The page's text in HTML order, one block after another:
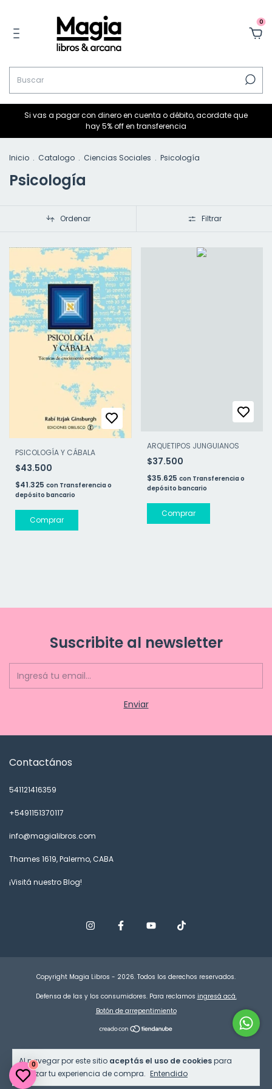
0
Si vas a pagar con dinero en cuenta o débito, acordate que
hay 5% off en transferencia
Al navegar por este sitio aceptás el uso de cookiespara
agilizar tu experiencia de compra. Entendido
Inicio . Catalogo . Ciencias Sociales . Psicología
Psicología
Ordenar Filtrar
PSICOLOGÍA Y CÁBALA
$43.500
$41.325 con Transferencia o
depósito bancario
ARQUETIPOS JUNGUIANOS
$37.500
$35.625 con Transferencia o
depósito bancario
Suscribite al newsletter
Contactános
541121416359
+5491151370117
info@magialibros.com
Thames 1619, Palermo, CABA
¡Visitá nuestro Blog!
Copyright Magia Libros - 2026. Todos los derechos reservados.
Defensa de las y los consumidores. Para reclamos ingresá acá.
Botón de arrepentimiento
0